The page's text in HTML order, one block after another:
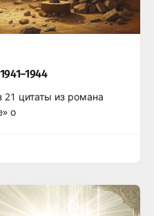
21 цитаты из романа
о